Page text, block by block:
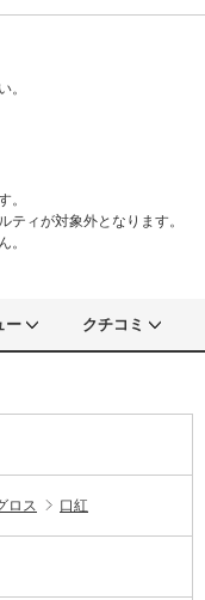
。
。
ティが対象外となります。
。
ー クチコミ
ロス 口紅